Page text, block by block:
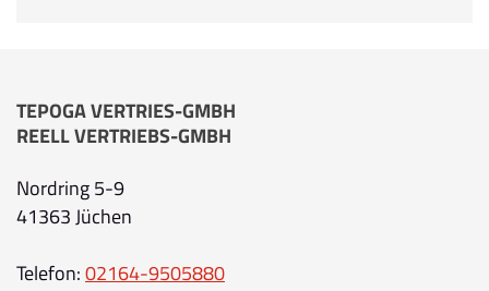
TEPOGA VERTRIES-GMBH
REELL VERTRIEBS-GMBH
Nordring 5-9
41363 Jüchen
Telefon:02164-9505880